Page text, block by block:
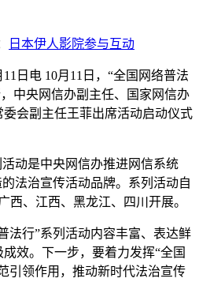
日本伊人影院参与互动
11日电 10月11日，“全国网络普法
中央网信办副主任、国家网信办
会副主任王菲出席活动启动仪式
动是中央网信办推进网信系统
法治宣传活动品牌。系列活动自
西、江西、黑龙江、四川开展。
行”系列活动内容丰富、表达鲜
效。下一步，要着力发挥“全国
引领作用，推动新时代法治宣传